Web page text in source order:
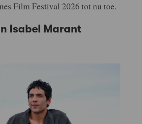
Film Festival 2026 tot nu toe.
Isabel Marant